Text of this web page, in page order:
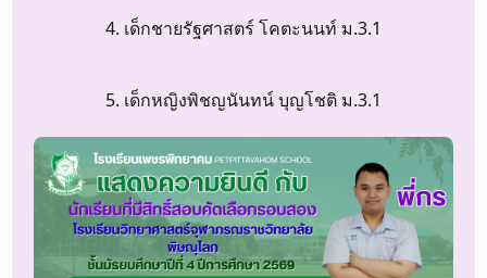
4. เด็กชายรัฐศาสตร์ โคตะนนท์ ม.3.1
5. เด็กหญิงพิชญนันทน์ บุญโชติ ม.3.1